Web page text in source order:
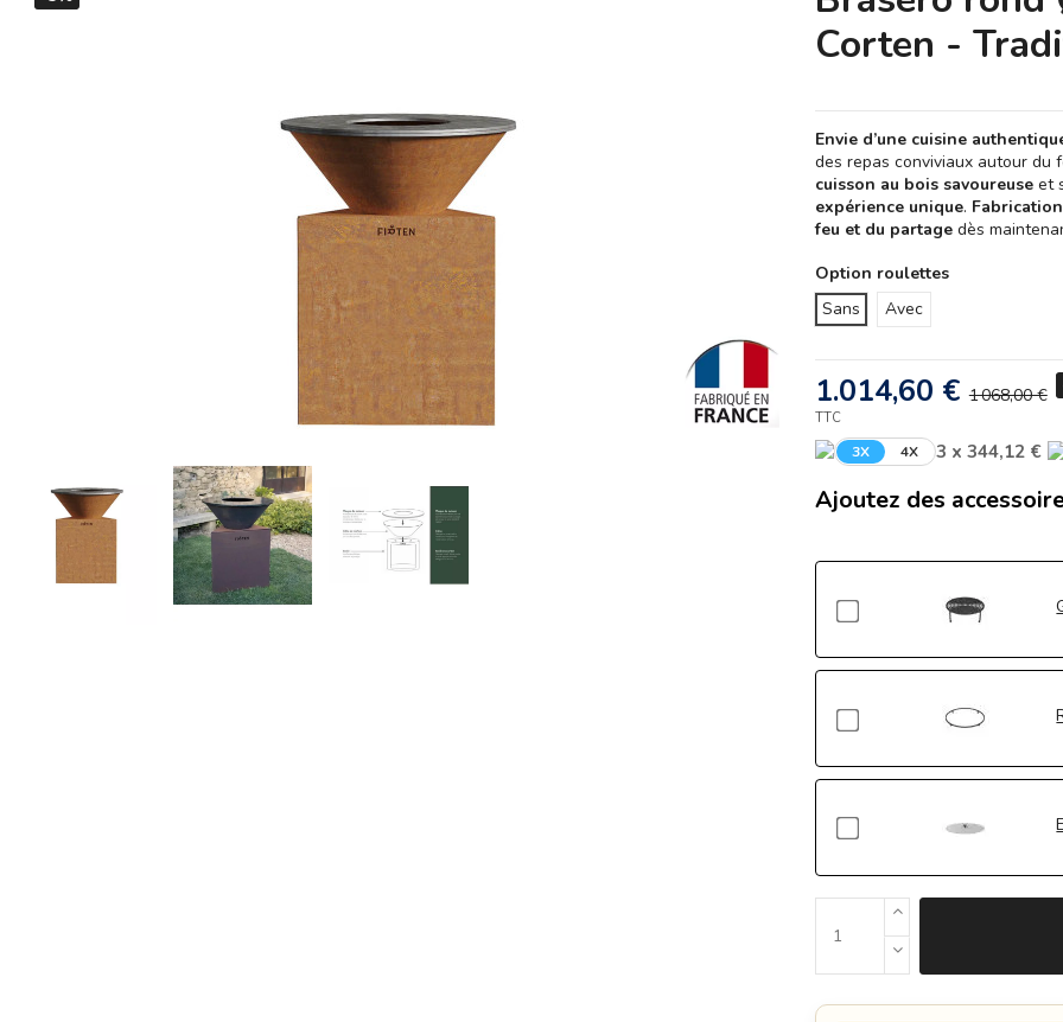
Corten -
Envie d’une cuisine
des repas conviviaux autour du
cuisson au bois savoureuse et
expérience unique.
feu et du partage dès
Option roulettes
Sans
Avec
1.014,60 € 1 068,00 €
TTC
3X 4X 3 x 344,12 €
Ajoutez des